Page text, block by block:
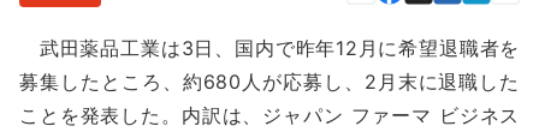
に
動
武田薬品工業は3日、国内で昨年12月に希望退職者を
募集したところ、約680人が応募し、2月末に退職した
ことを発表した。内訳は、ジャパン ファーマ ビジネス